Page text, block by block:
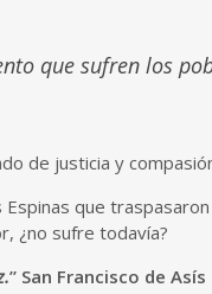
que sufren los
de justicia y
que
¿no sufre todavía?
” San Francisco de Asís